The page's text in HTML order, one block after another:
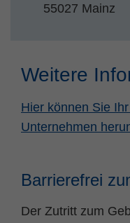
55027 Mainz
Weitere
Hier können Sie
Unternehmen
Barrierefrei
Der Zutritt zum